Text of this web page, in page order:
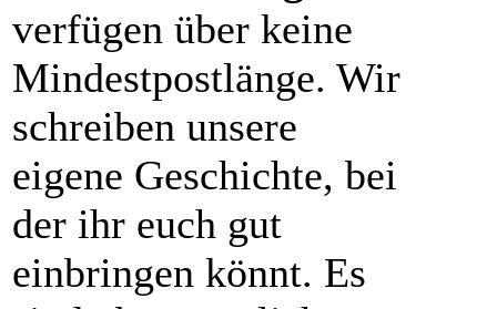
verfügen über keine
Mindestpostlänge. Wir
schreiben unsere
eigene Geschichte, bei
der ihr euch gut
einbringen könnt. Es